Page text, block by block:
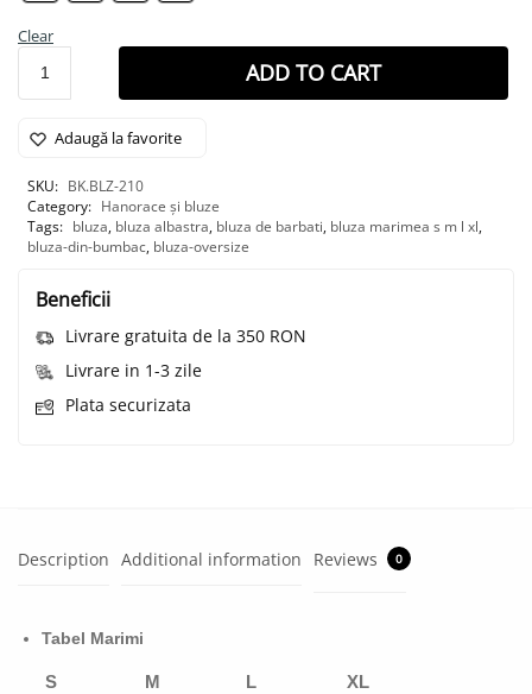
Clear
ADD TO CART
Adaugă la favorite
SKU: BK.BLZ-210
Category: Hanorace și bluze
Tags: bluza, bluza albastra, bluza de barbati, bluza marimea s m l xl,
bluza-din-bumbac, bluza-oversize
Beneficii
Livrare gratuita de la 350 RON
Livrare in 1-3 zile
Plata securizata
Description Additional information Reviews 0
Tabel Marimi
S M L XL